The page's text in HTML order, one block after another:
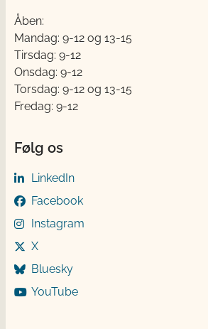
Åben:
Mandag: 9-12 og 13-15
Tirsdag: 9-12
Onsdag: 9-12
Torsdag: 9-12 og 13-15
Fredag: 9-12
Følg os
LinkedIn
Facebook
Instagram
X
Bluesky
YouTube